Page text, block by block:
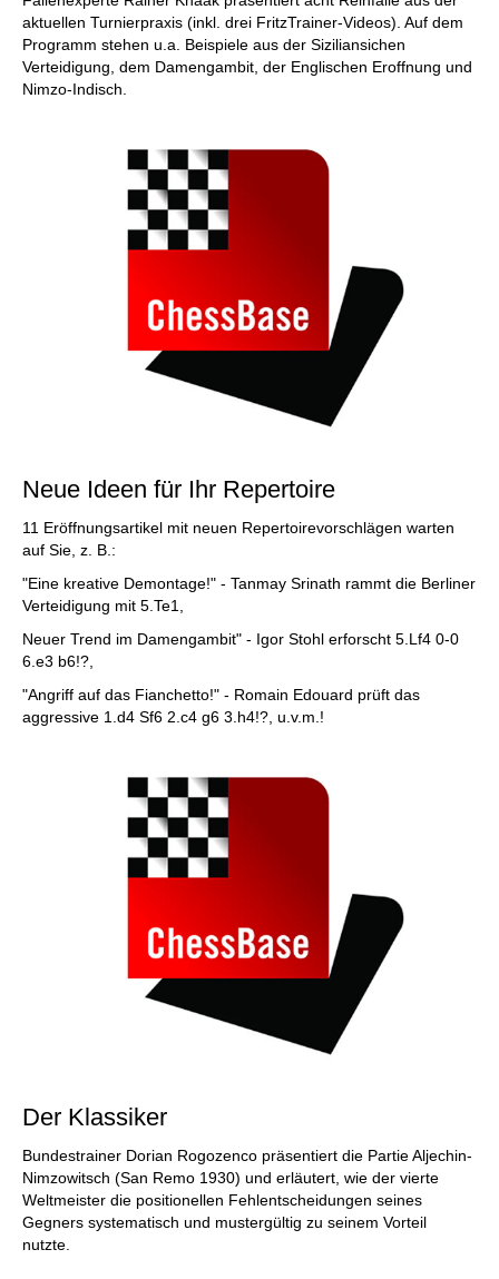
aktuellen Turnierpraxis (inkl. drei FritzTrainer-Videos). Auf dem
Programm stehen u.a. Beispiele aus der Siziliansichen
Verteidigung, dem Damengambit, der Englischen Eroffnung und
Nimzo-Indisch.
Neue Ideen für Ihr Repertoire
11 Eröffnungsartikel mit neuen Repertoirevorschlägen warten
auf Sie, z. B.:
"Eine kreative Demontage!" - Tanmay Srinath rammt die Berliner
Verteidigung mit 5.Te1,
Neuer Trend im Damengambit" - Igor Stohl erforscht 5.Lf4 0-0
6.e3 b6!?,
"Angriff auf das Fianchetto!" - Romain Edouard prüft das
aggressive 1.d4 Sf6 2.c4 g6 3.h4!?, u.v.m.!
Der Klassiker
Bundestrainer Dorian Rogozenco präsentiert die Partie Aljechin-
Nimzowitsch (San Remo 1930) und erläutert, wie der vierte
Weltmeister die positionellen Fehlentscheidungen seines
Gegners systematisch und mustergültig zu seinem Vorteil
nutzte.